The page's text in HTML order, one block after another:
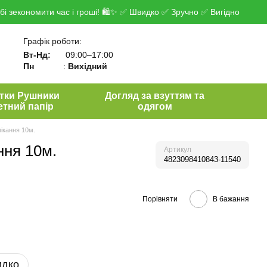
час і гроші! 🛍✨ ✅ Швидко ✅ Зручно ✅ Вигідно
Графік роботи:
Вт-Нд:
09:00–17:00
Пн
: Вихідний
Рушники
папір
Догляд за взуттям та
одягом
10м.
10м. Артикул
4823098410843-11540
Порівняти В бажання